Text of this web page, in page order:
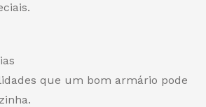
que um bom armário pode